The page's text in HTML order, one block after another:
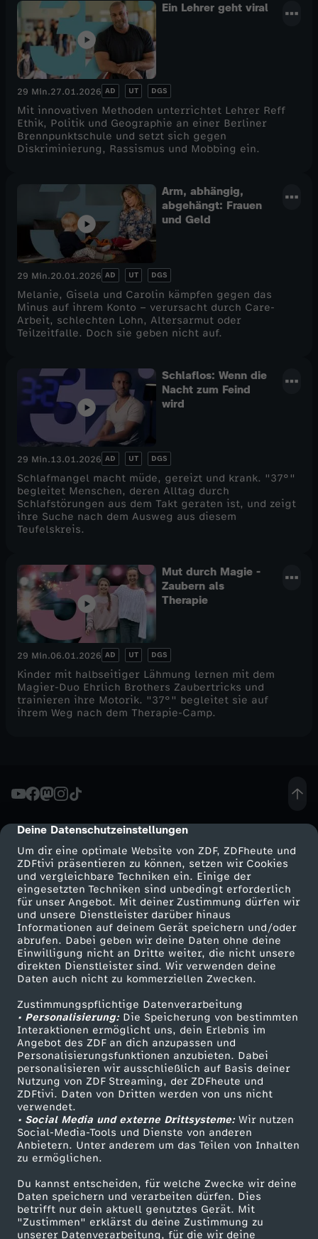
cmp-dialog-description
Deine Datenschutzeinstellungen
Um dir eine optimale Website von ZDF, ZDFheute und
ZDFtivi präsentieren zu können, setzen wir Cookies
und vergleichbare Techniken ein. Einige der
eingesetzten Techniken sind unbedingt erforderlich
für unser Angebot. Mit deiner Zustimmung dürfen wir
und unsere Dienstleister darüber hinaus
Informationen auf deinem Gerät speichern und/oder
abrufen. Dabei geben wir deine Daten ohne deine
Einwilligung nicht an Dritte weiter, die nicht unsere
direkten Dienstleister sind. Wir verwenden deine
Daten auch nicht zu kommerziellen Zwecken.
Zustimmungspflichtige Datenverarbeitung
• Personalisierung:Die Speicherung von bestimmten
Interaktionen ermöglicht uns, dein Erlebnis im
Angebot des ZDF an dich anzupassen und
Personalisierungsfunktionen anzubieten. Dabei
personalisieren wir ausschließlich auf Basis deiner
Nutzung von ZDF Streaming, der ZDFheute und
ZDFtivi. Daten von Dritten werden von uns nicht
verwendet.
• Social Media und externe Drittsysteme:Wir nutzen
Social-Media-Tools und Dienste von anderen
Anbietern. Unter anderem um das Teilen von Inhalten
zu ermöglichen.
Du kannst entscheiden, für welche Zwecke wir deine
Daten speichern und verarbeiten dürfen. Dies
betrifft nur dein aktuell genutztes Gerät. Mit
"Zustimmen" erklärst du deine Zustimmung zu
unserer Datenverarbeitung, für die wir deine
Ein Lehrer geht viral
29 Min.27.01.2026 AD UT DGS
Mit innovativen Methoden unterrichtet Lehrer Reff
Ethik, Politik und Geographie an einer Berliner
Brennpunktschule und setzt sich gegen
Diskriminierung, Rassismus und Mobbing ein.
Arm, abhängig,
abgehängt: Frauen
und Geld
29 Min.20.01.2026 AD UT DGS
Melanie, Gisela und Carolin kämpfen gegen das
Minus auf ihrem Konto – verursacht durch Care-
Arbeit, schlechten Lohn, Altersarmut oder
Teilzeitfalle. Doch sie geben nicht auf.
Schlaflos: Wenn die
Nacht zum Feind
wird
29 Min.13.01.2026 AD UT DGS
Schlafmangel macht müde, gereizt und krank. "37°"
begleitet Menschen, deren Alltag durch
Schlafstörungen aus dem Takt geraten ist, und zeigt
ihre Suche nach dem Ausweg aus diesem
Teufelskreis.
Mut durch Magie -
Zaubern als
Therapie
29 Min.06.01.2026 AD UT DGS
Kinder mit halbseitiger Lähmung lernen mit dem
Magier-Duo Ehrlich Brothers Zaubertricks und
trainieren ihre Motorik. "37°" begleitet sie auf
ihrem Weg nach dem Therapie-Camp.
Mehr ZDF
ZDF-Apps
Smart TV
ZDFtext
Livestreams
Sendungen A-Z
TV-Programm
Service
ZDFmitreden
Kontakt zum ZDF
Tickets
Zuschauerservice
Hilfe
ZDF Unternehmen
Karriere
ZDF goes Schule
Werbefernsehen